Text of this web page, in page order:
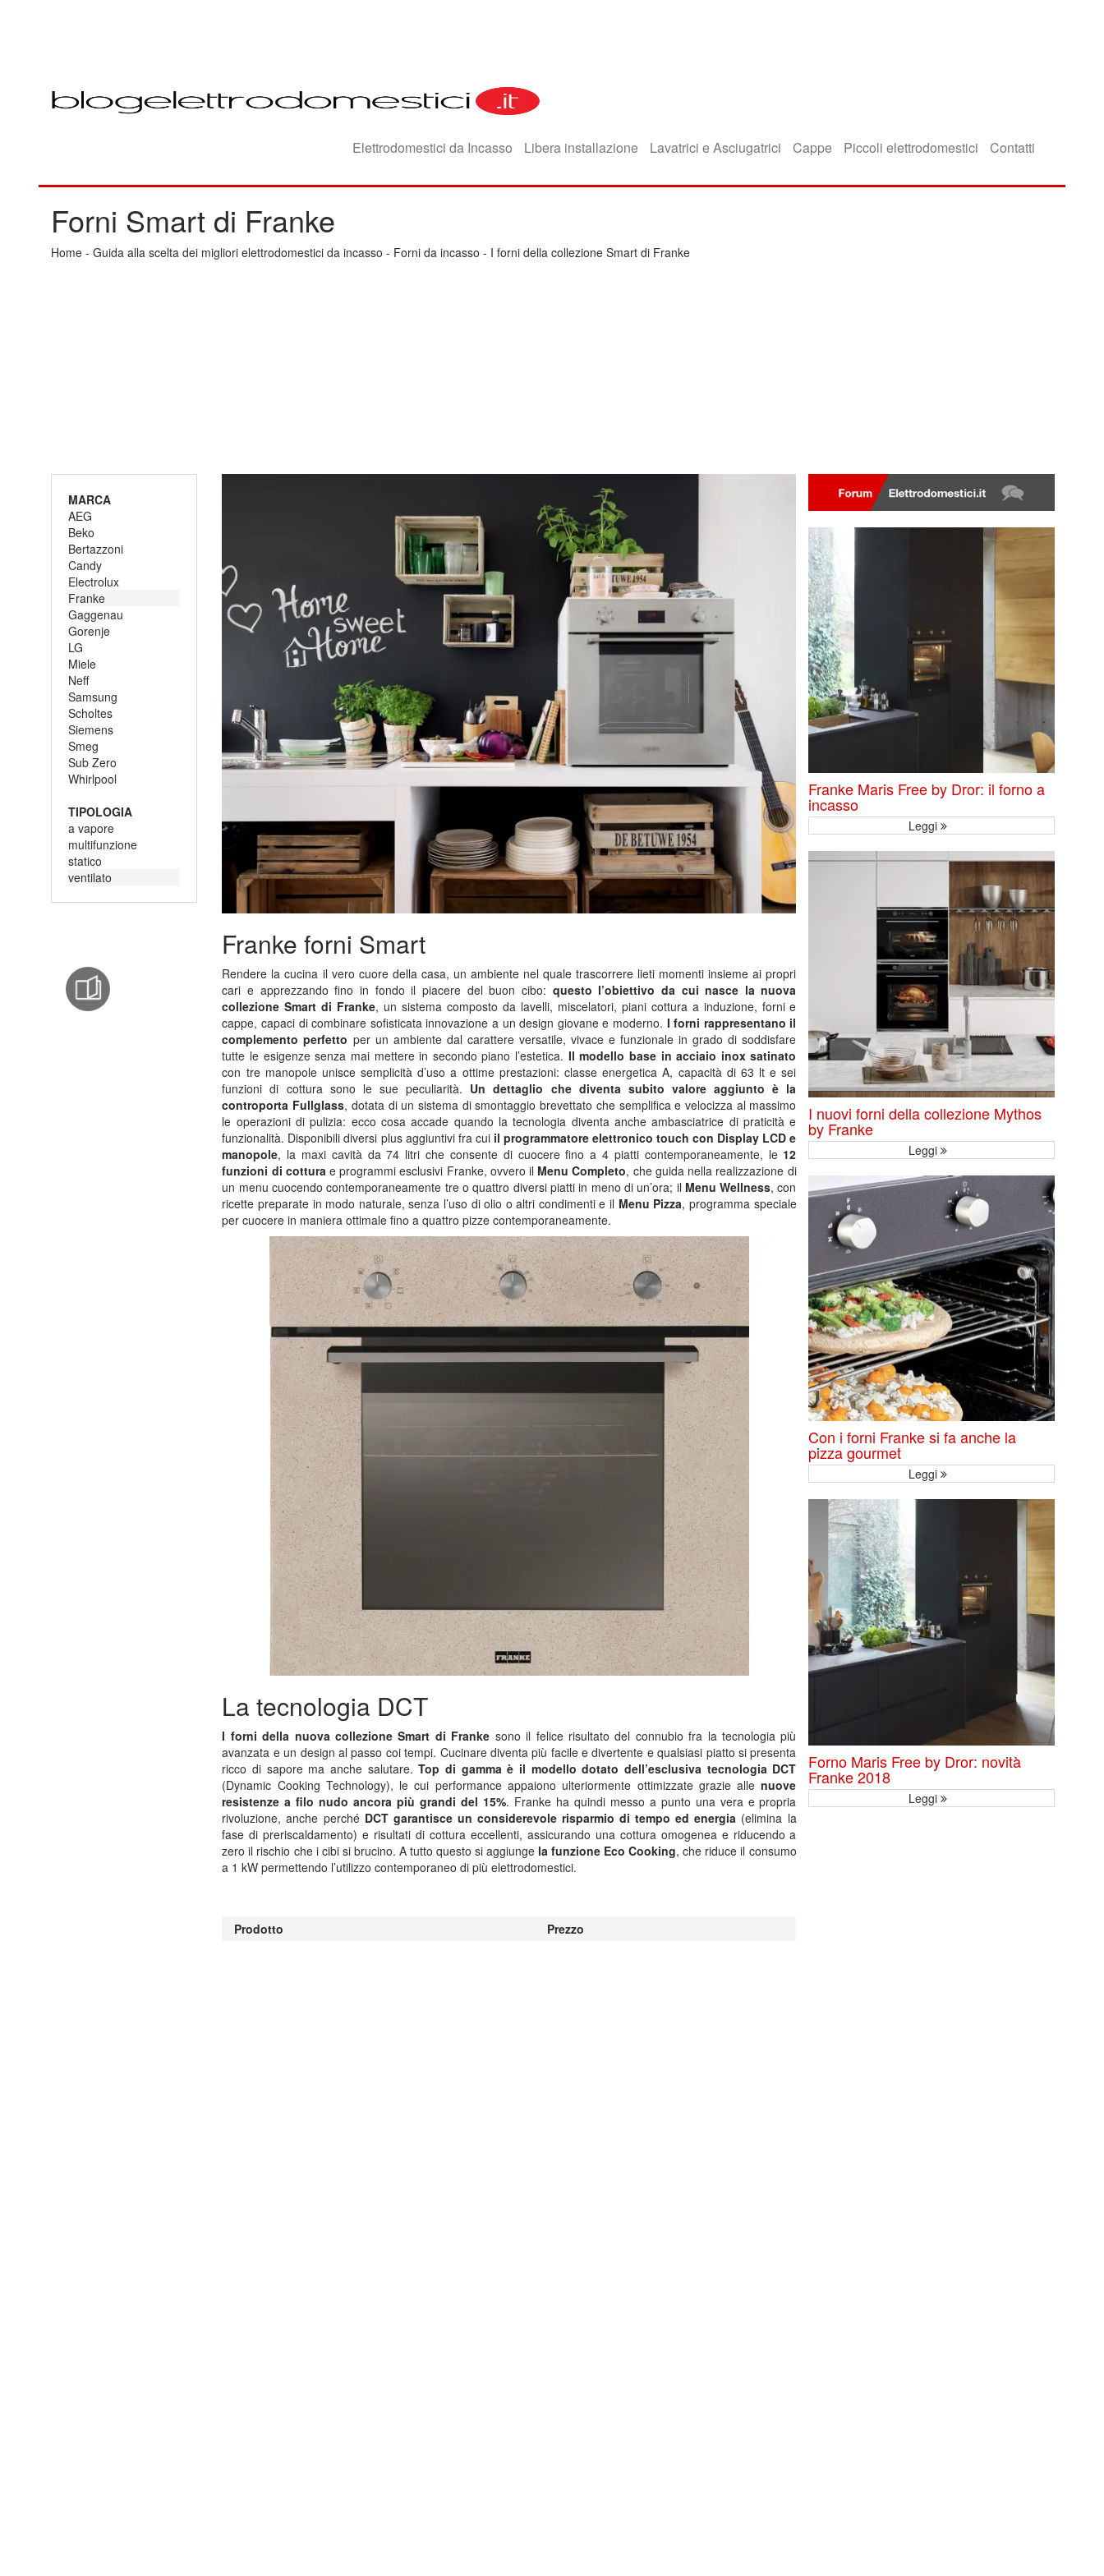
Elettrodomestici da Incasso Libera installazione Lavatrici e Asciugatrici Cappe Piccoli elettrodomestici Contatti
Forni Smart di Franke
Home - Guida alla scelta dei migliori elettrodomestici da incasso - Forni da incasso - I forni della collezione Smart di Franke
MARCA
AEG
Beko
Bertazzoni
Candy
Electrolux
Franke
Gaggenau
Gorenje
LG
Miele
Neff
Samsung
Scholtes
Siemens
Smeg
Sub Zero
Whirlpool
TIPOLOGIA
a vapore
multifunzione
statico
ventilato
Franke forni Smart
Rendere la cucina il vero cuore della casa, un ambiente nel quale trascorrere lieti momenti insieme ai propri
cari e apprezzando fino in fondo il piacere del buon cibo: questo l’obiettivo da cui nasce la nuova
collezione Smart di Franke, un sistema composto da lavelli, miscelatori, piani cottura a induzione, forni e
cappe, capaci di combinare sofisticata innovazione a un design giovane e moderno. I forni rappresentano il
complemento perfetto per un ambiente dal carattere versatile, vivace e funzionale in grado di soddisfare
tutte le esigenze senza mai mettere in secondo piano l’estetica. Il modello base in acciaio inox satinato
con tre manopole unisce semplicità d’uso a ottime prestazioni: classe energetica A, capacità di 63 lt e sei
funzioni di cottura sono le sue peculiarità. Un dettaglio che diventa subito valore aggiunto è la
controporta Fullglass, dotata di un sistema di smontaggio brevettato che semplifica e velocizza al massimo
le operazioni di pulizia: ecco cosa accade quando la tecnologia diventa anche ambasciatrice di praticità e
funzionalità. Disponibili diversi plus aggiuntivi fra cui il programmatore elettronico touch con Display LCD e
manopole, la maxi cavità da 74 litri che consente di cuocere fino a 4 piatti contemporaneamente, le 12
funzioni di cottura e programmi esclusivi Franke, ovvero il Menu Completo, che guida nella realizzazione di
un menu cuocendo contemporaneamente tre o quattro diversi piatti in meno di un’ora; il Menu Wellness, con
ricette preparate in modo naturale, senza l’uso di olio o altri condimenti e il Menu Pizza, programma speciale
per cuocere in maniera ottimale fino a quattro pizze contemporaneamente.
La tecnologia DCT
I forni della nuova collezione Smart di Franke sono il felice risultato del connubio fra la tecnologia più
avanzata e un design al passo coi tempi. Cucinare diventa più facile e divertente e qualsiasi piatto si presenta
ricco di sapore ma anche salutare.Top di gamma è il modello dotato dell’esclusiva tecnologia DCT
(Dynamic Cooking Technology), le cui performance appaiono ulteriormente ottimizzate grazie allenuove
resistenze a filo nudo ancora più grandi del 15%. Franke ha quindi messo a punto una vera e propria
rivoluzione, anche perché DCT garantisce un considerevole risparmio di tempo ed energia (elimina la
fase di preriscaldamento) e risultati di cottura eccellenti, assicurando una cottura omogenea e riducendo a
zero il rischio che i cibi si brucino. A tutto questo si aggiunge la funzione Eco Cooking, che riduce il consumo
a 1 kW permettendo l’utilizzo contemporaneo di più elettrodomestici.
Prodotto Prezzo
Franke Maris Free by Dror: il forno a
incasso
Leggi
I nuovi forni della collezione Mythos
by Franke
Leggi
Con i forni Franke si fa anche la
pizza gourmet
Leggi
Forno Maris Free by Dror: novità
Franke 2018
Leggi